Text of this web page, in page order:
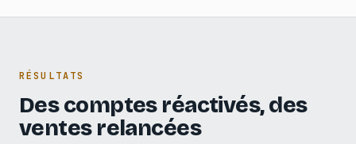
RÉSULTATS
Des comptes réactivés, des
ventes relancées